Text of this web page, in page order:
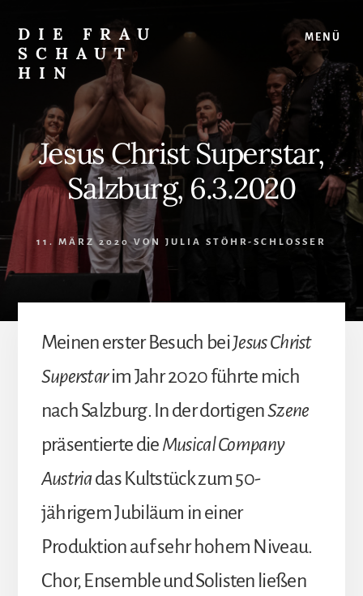
content
Seitenspalte
springen
DIE FRAU
SCHAUT
HIN
Musical
und
überhaupt
MENÜ
Jesus Christ Superstar,
Salzburg, 6.3.2020
11. MÄRZ 2020VON JULIA STÖHR-SCHLOSSER
Meinen erster Besuch beiJesus Christ
Superstarim Jahr 2020 führte mich
nach Salzburg. In der dortigenSzene
präsentierte dieMusical Company
Austriadas Kultstück zum 50-
jährigem Jubiläum in einer
Produktion auf sehr hohem Niveau.
Chor, Ensemble und Solisten ließen